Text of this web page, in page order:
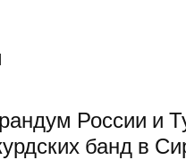
России и
банд в